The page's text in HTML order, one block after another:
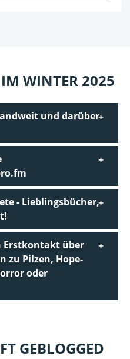
WINTER 2025
und darüber
- Lieblingsbücher,
Erstkontakt über
zu Pilzen, Hope-
oder
GEBLOGGED